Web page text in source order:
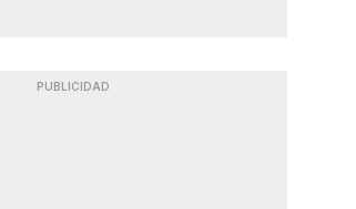
PUBLICIDAD